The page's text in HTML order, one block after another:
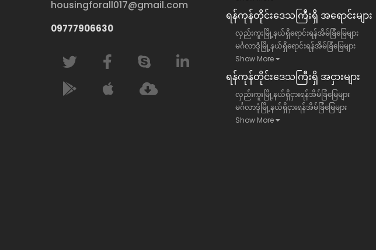
housingforall017@gmail.com
09777906630
ရန်​ကုန်တိုင်းဒေသကြီး​ရှိ အရောင်းများ
လှည်းကူးမြို့နယ်ရှိရောင်းရန်အိမ်ခြံမြေများ
မင်္ဂလာဒုံမြို့နယ်ရှိရောင်းရန်အိမ်ခြံမြေများ
Show More
ရန်​ကုန်တိုင်းဒေသကြီး​ရှိ အငှားများ
လှည်းကူးမြို့နယ်ရှိငှားရန်အိမ်ခြံမြေများ
မင်္ဂလာဒုံမြို့နယ်ရှိငှားရန်အိမ်ခြံမြေများ
Show More